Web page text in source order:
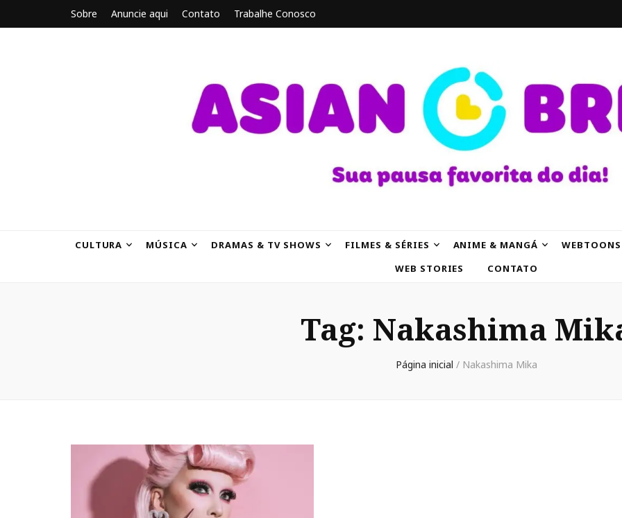
Sobre Anuncie aqui Contato Trabalhe Conosco
CULTURA MÚSICA DRAMAS & TV SHOWS FILMES & SÉRIES ANIME & MANGÁ
WEBTOONS
WEB STORIES
CONTATO
Tag: Nakashima
Página inicial / Nakashima Mika